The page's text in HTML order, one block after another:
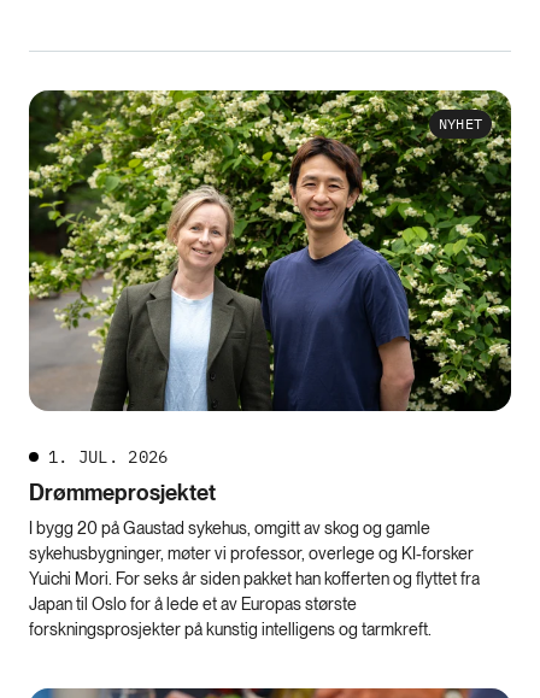
NYHET
1. JUL. 2026
Drømmeprosjektet
I bygg 20 på Gaustad sykehus, omgitt av skog og gamle
sykehusbygninger, møter vi professor, overlege og KI-forsker
Yuichi Mori. For seks år siden pakket han kofferten og flyttet fra
Japan til Oslo for å lede et av Europas største
forskningsprosjekter på kunstig intelligens og tarmkreft.